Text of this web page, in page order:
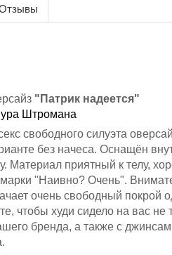
"Патрик надеется"
Штромана
свободного силуэта
без начеса. Оснащён
Материал приятный к телу,
"Наивно? Очень".
очень свободный покрой
чтобы худи сидело на вас
бренда, а также с